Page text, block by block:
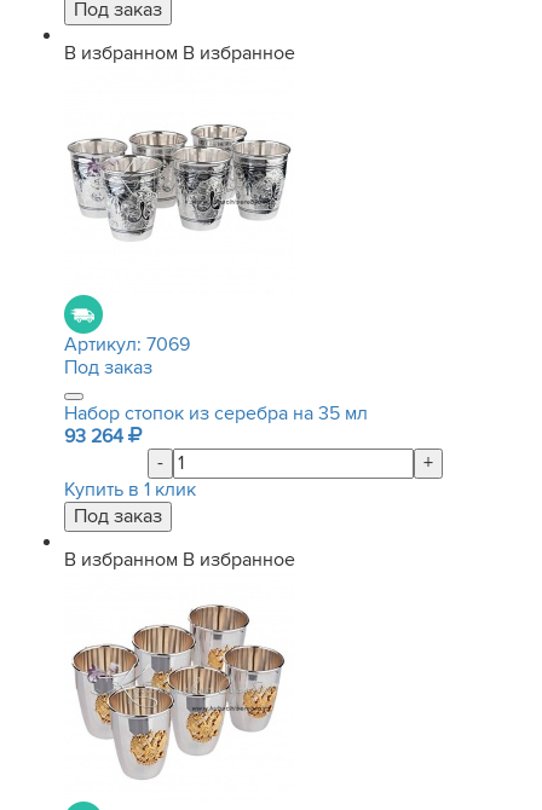
В избранном В избранное
Артикул: 7069
Под заказ
Набор стопок из серебра на 35 мл
93 264
-
+
Купить в 1 клик
В избранном В избранное